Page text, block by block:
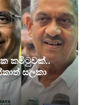
කමිටුවක්..
සලකා